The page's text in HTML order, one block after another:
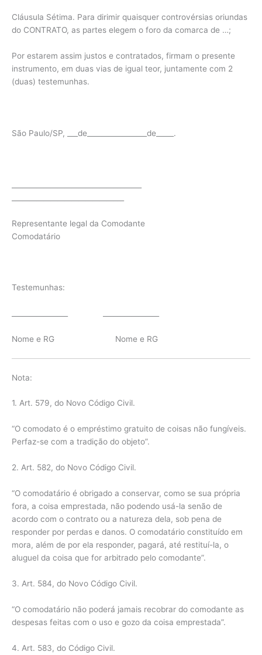
Cláusula Sétima. Para dirimir quaisquer controvérsias oriundas
do CONTRATO, as partes elegem o foro da comarca de …;
Por estarem assim justos e contratados, firmam o presente
instrumento, em duas vias de igual teor, juntamente com 2
(duas) testemunhas.
São Paulo/SP, ___de_________________de_____.
Representante legal da Comodante
Comodatário
Testemunhas:
Nome e RG Nome e RG
Nota:
1. Art. 579, do Novo Código Civil.
“O comodato é o empréstimo gratuito de coisas não fungíveis.
Perfaz-se com a tradição do objeto”.
2. Art. 582, do Novo Código Civil.
“O comodatário é obrigado a conservar, como se sua própria
fora, a coisa emprestada, não podendo usá-la senão de
acordo com o contrato ou a natureza dela, sob pena de
responder por perdas e danos. O comodatário constituído em
mora, além de por ela responder, pagará, até restituí-la, o
aluguel da coisa que for arbitrado pelo comodante”.
3. Art. 584, do Novo Código Civil.
“O comodatário não poderá jamais recobrar do comodante as
despesas feitas com o uso e gozo da coisa emprestada”.
4. Art. 583, do Código Civil.